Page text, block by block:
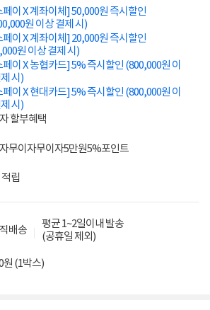
페이 X 계좌이체] 50,000원 즉시할인
원 이상 결제 시)
페이 X 계좌이체] 20,000원 즉시할인
원 이상 결제 시)
페이 X 농협카드] 5% 즉시할인 (800,000원 이
시)
페이 X 현대카드] 5% 즉시할인 (800,000원 이
시)
할부혜택
무이자무이자5만원5%포인트
립
배송
평균 1~2일이내 발송
(공휴일 제외)
원 (1박스)